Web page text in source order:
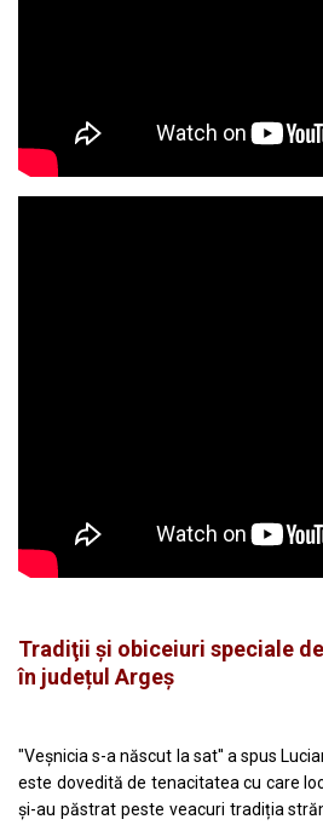
Tradiţii şi obiceiuri speciale
în județul Argeș
"Veșnicia s-a născut la sat'' a spus
este dovedită de tenacitatea cu care
și-au păstrat peste veacuri tradiția